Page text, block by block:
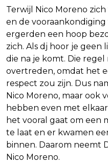
Terwijl Nico Moreno
en de
ergerden een hoop
zich. Als dj hoor je geen
die na je komt. Die
overtreden, omdat het
respect zou zijn. Dus
Nico Moreno, maar ook
hebben even met
het vooral gaat om een
te laat en er kwamen
binnen. Daarom neemt
Nico Moreno.